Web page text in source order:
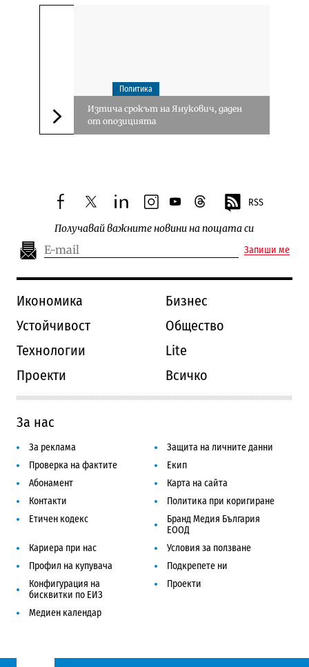
Следваща новина
Политика
Изтича срокът на Янукович, даден
от опозицията
facebooktwitterlinkedininstagram
youtubethreads RSS
Получавай важните новини на пощата си
Запиши ме
Икономика
Бизнес
Устойчивост
Общество
Технологии
Lite
Проекти
Всичко
За нас
За реклама
Защита на личните данни
Проверка на фактите
Екип
Абонамент
Карта на сайта
Контакти
Политика при коригиране
Етичен кодекс
Бранд Медия България
ЕООД
Кариера при нас
Условия за ползване
Профил на купувача
Подкрепете ни
Конфигурация на
бисквитки по ЕИЗ
Проекти
Медиен календар